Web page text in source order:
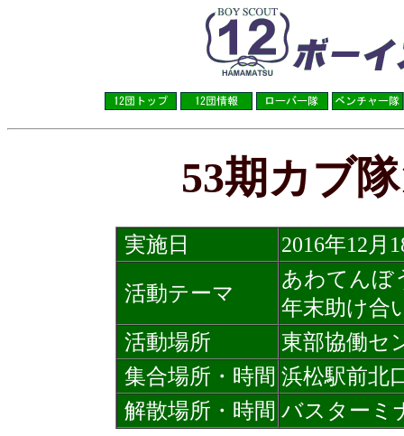
53期カブ
実施日 2016年12月
活動テーマ
あわてんぼ
年末助け合
活動場所
東部協働セ
集合場所・時間 浜松駅前北
解散場所・時間 バスターミ